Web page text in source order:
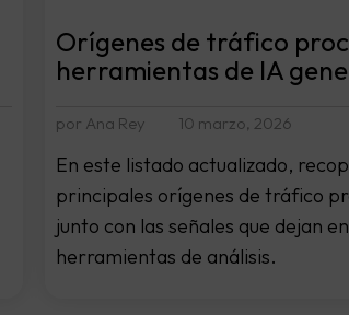
Orígenes de tráfico
herramientas de IA
por Ana Rey 10 marzo, 2026
En este listado actualizado,
principales orígenes de tráfico
junto con las señales que dejan
herramientas de análisis.